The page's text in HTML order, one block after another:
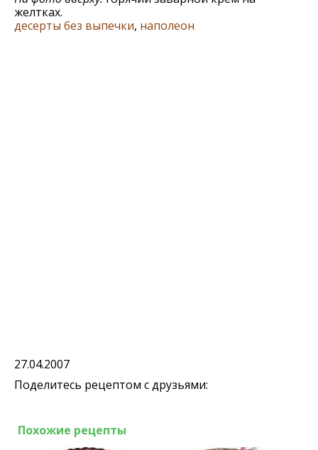
желтках.
десерты без выпечки, наполеон
27.04.2007
Поделитесь рецептом с друзьями:
Похожие рецепты